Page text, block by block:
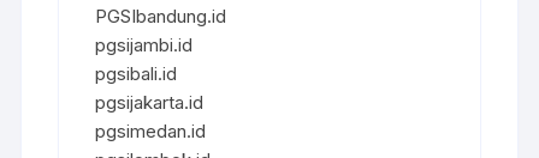
PGSIbandung.id
pgsijambi.id
pgsibali.id
pgsijakarta.id
pgsimedan.id